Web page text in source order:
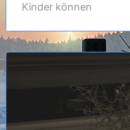
Kinder können